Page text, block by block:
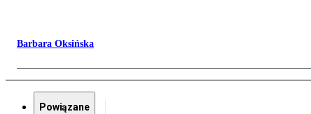
Barbara Oksińska
Powiązane